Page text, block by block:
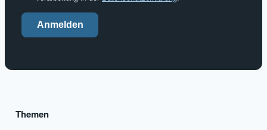
Anmelden
Themen